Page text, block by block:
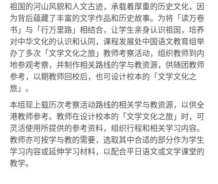
祖国的河山风貌和人文古迹，承载着厚重的历史文化，因
为背后蕴藏了丰富的文学作品和历史故事。为将「读万卷
书」与「行万里路」相结合，让学生亲身认识祖国，培养
对中华文化的认识和认同，课程发展处中国语文教育组举
办了多次「文学文化之旅」教师考察活动，组织教师到内
地参观考察，并制作相关路线的学与教资源，供随团教师
参考，以期教师回校后，也可设计校本的「文学文化之
旅」。
本组现上载历次考察活动路线的相关学与教资源，以供全
港教师参考。教师在设计校本的「文学文化之旅」时，可
灵活使用所提供的参考资料，组织行程和相关学习内容。
教师亦可按学与教的需要，选取其中合适的部分作为学生
学习内容或延伸学习材料，以配合平日语文或文学课堂的
教学。